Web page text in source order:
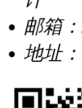
邮箱
地址